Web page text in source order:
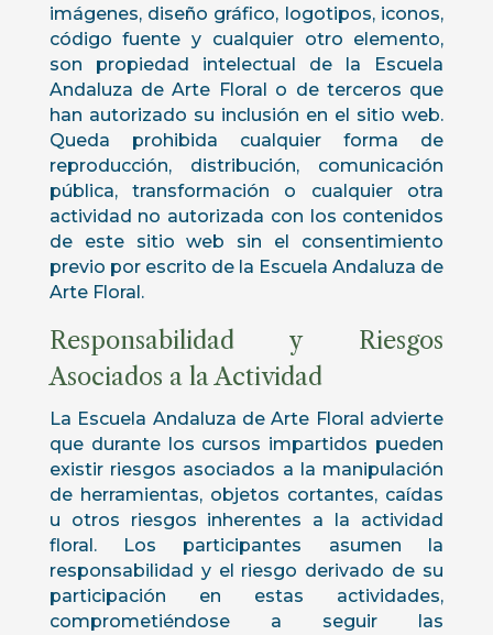
imágenes, diseño gráfico, logotipos, iconos,
código fuente y cualquier otro elemento,
son propiedad intelectual de la Escuela
Andaluza de Arte Floral o de terceros que
han autorizado su inclusión en el sitio web.
Queda prohibida cualquier forma de
reproducción, distribución, comunicación
pública, transformación o cualquier otra
actividad no autorizada con los contenidos
de este sitio web sin el consentimiento
previo por escrito de la Escuela Andaluza de
Arte Floral.
Responsabilidad y Riesgos
Asociados a la Actividad
La Escuela Andaluza de Arte Floral advierte
que durante los cursos impartidos pueden
existir riesgos asociados a la manipulación
de herramientas, objetos cortantes, caídas
u otros riesgos inherentes a la actividad
floral. Los participantes asumen la
responsabilidad y el riesgo derivado de su
participación en estas actividades,
comprometiéndose a seguir las